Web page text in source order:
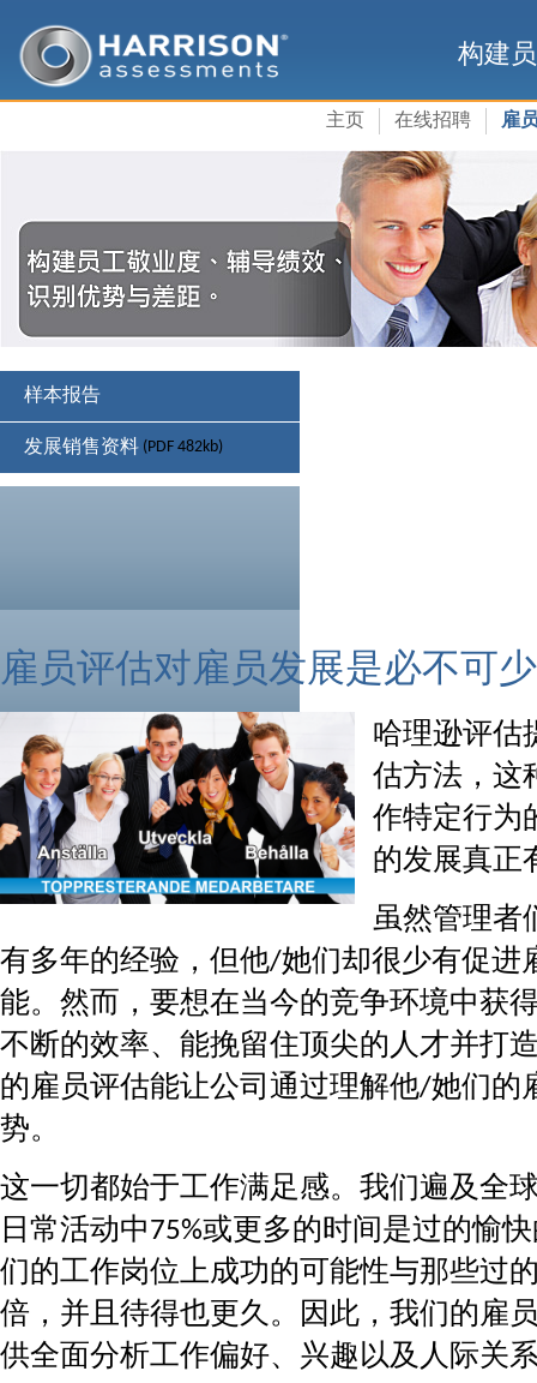
构建
主页 在线招聘 雇
样本报告
发展销售资料 (PDF 482kb)
雇员评估对雇员发展是必不可
哈理逊评估
估方法，这
作特定行为
的发展真正
虽然管理者
有多年的经验，但他/她们却很少有促进
能。然而，要想在当今的竞争环境中获
不断的效率、能挽留住顶尖的人才并打
的雇员评估能让公司通过理解他/她们的
势。
这一切都始于工作满足感。我们遍及全
日常活动中75%或更多的时间是过的愉
们的工作岗位上成功的可能性与那些过
倍，并且待得也更久。因此，我们的雇
供全面分析工作偏好、兴趣以及人际关